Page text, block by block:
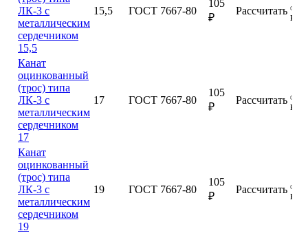
ЛК-3 с
металлическим
сердечником
15,5
15,5 ГОСТ 7667-80
105
₽
Рассчитать
Канат
оцинкованный
(трос) типа
ЛК-3 с
металлическим
сердечником
17
17 ГОСТ 7667-80
105
₽
Рассчитать
Канат
оцинкованный
(трос) типа
ЛК-3 с
металлическим
сердечником
19
19 ГОСТ 7667-80
105
₽
Рассчитать